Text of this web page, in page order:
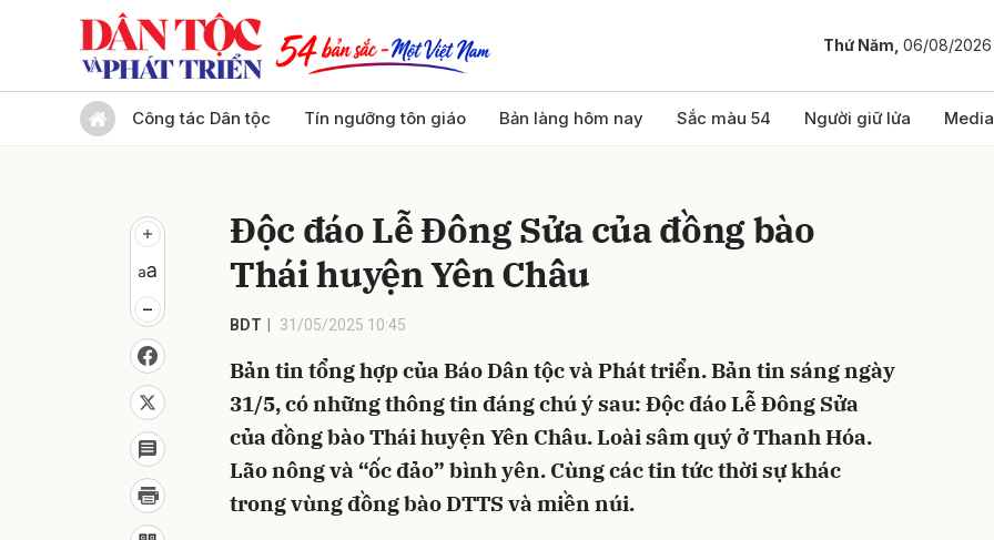
Thứ Năm, 06/08/2026
Công tác Dân tộc Tín ngưỡng tôn giáo Bản làng hôm nay Sắc màu 54 Người giữ lửa Media
Độc đáo Lễ Đông Sửa của đồng bào
Thái huyện Yên Châu
BDT 31/05/2025 10:45
Bản tin tổng hợp của Báo Dân tộc và Phát triển. Bản tin sáng ngày
31/5, có những thông tin đáng chú ý sau: Độc đáo Lễ Đông Sửa
của đồng bào Thái huyện Yên Châu. Loài sâm quý ở Thanh Hóa.
Lão nông và “ốc đảo” bình yên. Cùng các tin tức thời sự khác
trong vùng đồng bào DTTS và miền núi.
Gửi bình luận
Hủy